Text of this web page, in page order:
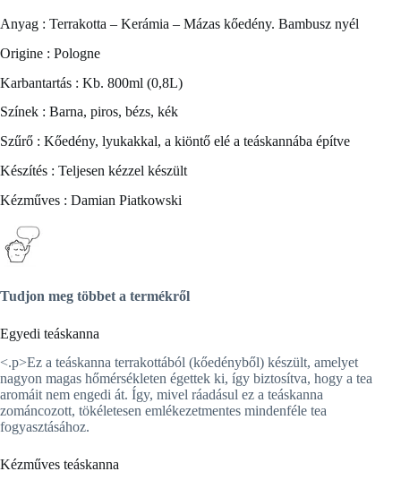
Anyag : Terrakotta – Kerámia – Mázas kőedény. Bambusz nyél
Origine : Pologne
Karbantartás : Kb. 800ml (0,8L)
Színek : Barna, piros, bézs, kék
Szűrő : Kőedény, lyukakkal, a kiöntő elé a teáskannába építve
Készítés : Teljesen kézzel készült
Kézműves : Damian Piatkowski
Tudjon meg többet a termékről
Egyedi teáskanna
<.p>Ez a teáskanna terrakottából (kőedényből) készült, amelyet
nagyon magas hőmérsékleten égettek ki, így biztosítva, hogy a tea
aromáit nem engedi át. Így, mivel ráadásul ez a teáskanna
zománcozott, tökéletesen emlékezetmentes mindenféle tea
fogyasztásához.
Kézműves teáskanna